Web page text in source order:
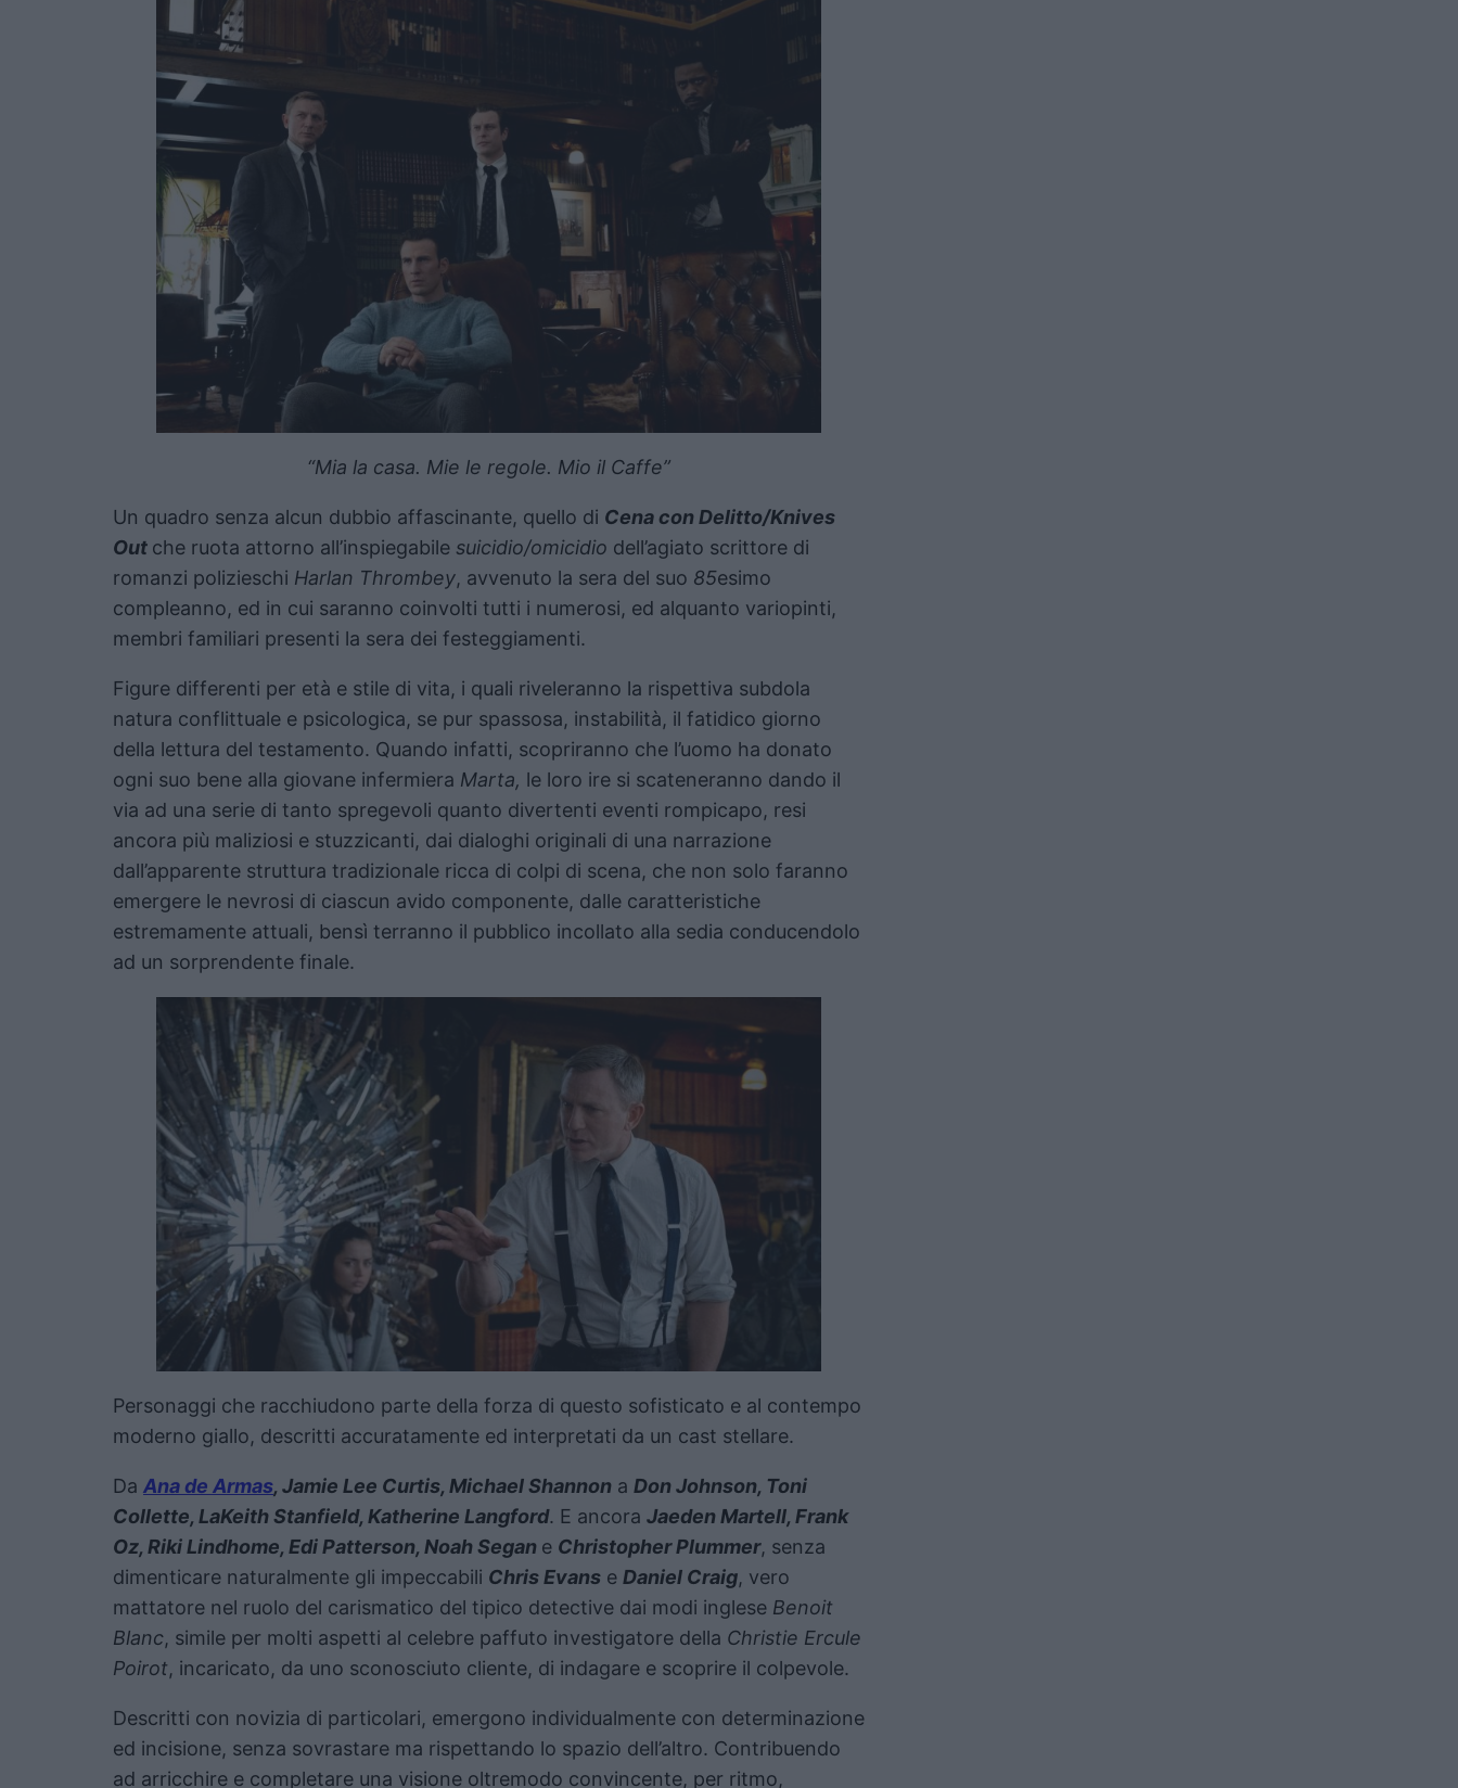
“Mia la casa. Mie le regole. Mio il Caffe”
Un quadro senza alcun dubbio affascinante, quello di Cena con Delitto/Knives
Out che ruota attorno all’inspiegabile suicidio/omicidio dell’agiato scrittore di
romanzi polizieschi Harlan Thrombey, avvenuto la sera del suo 85esimo
compleanno, ed in cui saranno coinvolti tutti i numerosi, ed alquanto variopinti,
membri familiari presenti la sera dei festeggiamenti.
Figure differenti per età e stile di vita, i quali riveleranno la rispettiva subdola
natura conflittuale e psicologica, se pur spassosa, instabilità, il fatidico giorno
della lettura del testamento. Quando infatti, scopriranno che l’uomo ha donato
ogni suo bene alla giovane infermiera Marta, le loro ire si scateneranno dando il
via ad una serie di tanto spregevoli quanto divertenti eventi rompicapo, resi
ancora più maliziosi e stuzzicanti, dai dialoghi originali di una narrazione
dall’apparente struttura tradizionale ricca di colpi di scena, che non solo faranno
emergere le nevrosi di ciascun avido componente, dalle caratteristiche
estremamente attuali, bensì terranno il pubblico incollato alla sedia conducendolo
ad un sorprendente finale.
Personaggi che racchiudono parte della forza di questo sofisticato e al contempo
moderno giallo, descritti accuratamente ed interpretati da un cast stellare.
Da Ana de Armas, Jamie Lee Curtis, Michael Shannon a Don Johnson, Toni
Collette, LaKeith Stanfield, Katherine Langford. E ancora Jaeden Martell, Frank
Oz, Riki Lindhome, Edi Patterson, Noah Segan e Christopher Plummer, senza
dimenticare naturalmente gli impeccabili Chris Evans e Daniel Craig, vero
mattatore nel ruolo del carismatico del tipico detective dai modi inglese Benoit
Blanc, simile per molti aspetti al celebre paffuto investigatore della Christie Ercule
Poirot, incaricato, da uno sconosciuto cliente, di indagare e scoprire il colpevole.
Descritti con novizia di particolari, emergono individualmente con determinazione
ed incisione, senza sovrastare ma rispettando lo spazio dell’altro. Contribuendo
ad arricchire e completare una visione oltremodo convincente, per ritmo,